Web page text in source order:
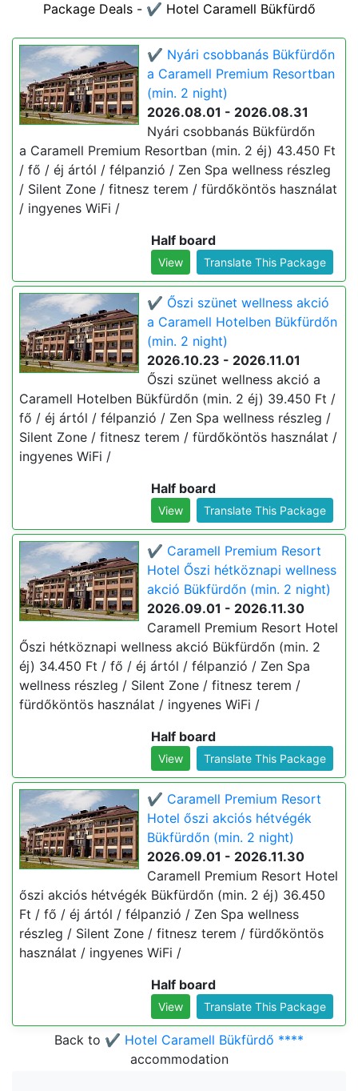
Package Deals - ✔️ Hotel Caramell Bükfürdő
✔️ Nyári csobbanás Bükfürdőn
a Caramell Premium Resortban
(min. 2 night)
2026.08.01 - 2026.08.31
Nyári csobbanás Bükfürdőn
a Caramell Premium Resortban (min. 2 éj) 43.450 Ft
/ fő / éj ártól / félpanzió / Zen Spa wellness részleg
/ Silent Zone / fitnesz terem / fürdőköntös használat
/ ingyenes WiFi /
Half board
View Translate This Package
✔️ Őszi szünet wellness akció
a Caramell Hotelben Bükfürdőn
(min. 2 night)
2026.10.23 - 2026.11.01
Őszi szünet wellness akció a
Caramell Hotelben Bükfürdőn (min. 2 éj) 39.450 Ft /
fő / éj ártól / félpanzió / Zen Spa wellness részleg /
Silent Zone / fitnesz terem / fürdőköntös használat /
ingyenes WiFi /
Half board
View Translate This Package
✔️ Caramell Premium Resort
Hotel Őszi hétköznapi wellness
akció Bükfürdőn (min. 2 night)
2026.09.01 - 2026.11.30
Caramell Premium Resort Hotel
Őszi hétköznapi wellness akció Bükfürdőn (min. 2
éj) 34.450 Ft / fő / éj ártól / félpanzió / Zen Spa
wellness részleg / Silent Zone / fitnesz terem /
fürdőköntös használat / ingyenes WiFi /
Half board
View Translate This Package
✔️ Caramell Premium Resort
Hotel őszi akciós hétvégék
Bükfürdőn (min. 2 night)
2026.09.01 - 2026.11.30
Caramell Premium Resort Hotel
őszi akciós hétvégék Bükfürdőn (min. 2 éj) 36.450
Ft / fő / éj ártól / félpanzió / Zen Spa wellness
részleg / Silent Zone / fitnesz terem / fürdőköntös
használat / ingyenes WiFi /
Half board
View Translate This Package
Back to ✔️ Hotel Caramell Bükfürdő ****
accommodation